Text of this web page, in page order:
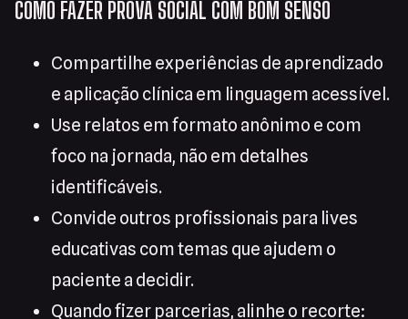
COMO FAZER PROVA SOCIAL COM BOM SENSO
Compartilhe experiências de aprendizado
e aplicação clínica em linguagem acessível.
Use relatos em formato anônimo e com
foco na jornada, não em detalhes
identificáveis.
Convide outros profissionais para lives
educativas com temas que ajudem o
paciente a decidir.
Quando fizer parcerias, alinhe o recorte: